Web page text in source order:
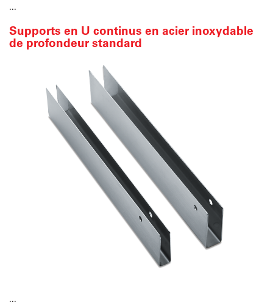
...
Supports en U continus en acier inoxydable
de profondeur standard
...